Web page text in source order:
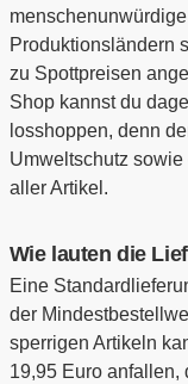
Produktionsländern
zu Spottpreisen
Shop kannst du
losshoppen, denn
Umweltschutz
aller Artikel.
Wie lauten die
Eine
der
sperrigen Artikeln
19,95 Euro anfallen,